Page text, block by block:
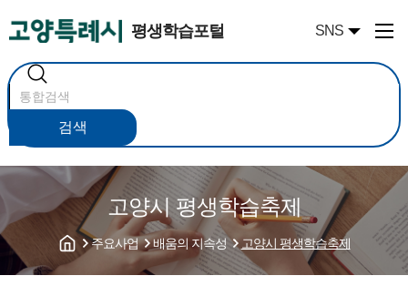
SNS
평생학습포털
통
합
검
색
검색
고양시 평생학습축제
주요사업 배움의 지속성 고양시 평생학습축제